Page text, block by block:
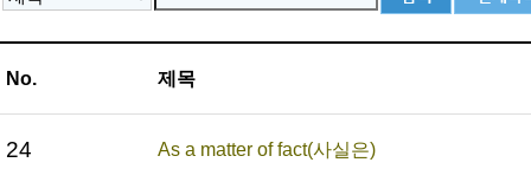
No. 제목
24 As a matter of fact(사실은)